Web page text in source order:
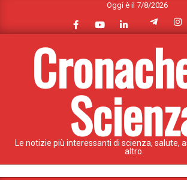
content
Oggi è il 7/8/2026
Le notizie più interessanti di scienza, salute,
altro.